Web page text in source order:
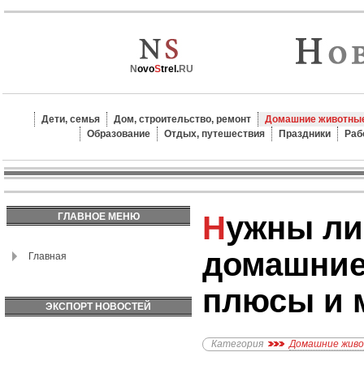
NovoStrel.RU
Дети, семья Дом, строительство, ремонт
Домашние
Образование
Отдых, путешествия Праздники
ГЛАВНОЕ МЕНЮ
Главная
ЭКСПОРТ НОВОСТЕЙ
Нужны ли детям
плюсы и
Категория Домашние